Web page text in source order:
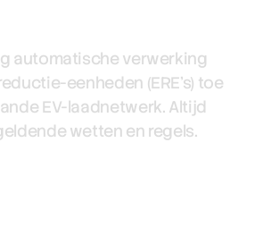
automatische verwerking
eenheden (ERE’s) toe
EV-laadnetwerk. Altijd
wetten en regels.